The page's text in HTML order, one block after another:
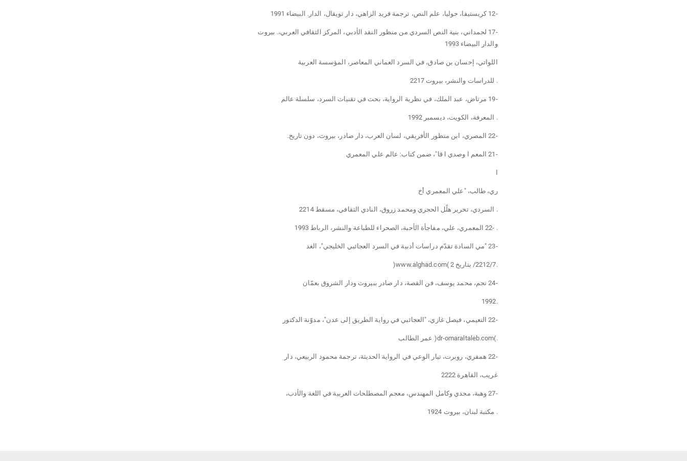
-12 كريستيفا، جوليا، علم النص، ترجمة فريد الزاهي، دار توبقال، الدار. البيضاء 1991
-17 لحمداني، بنية النص السردي من منظور النقد الأدبي، المركز الثقافي العربي،. بيروت
والدار البيضاء 1993
اللواتي، إحسان بن صادق، في السرد العماني المعاصر، المؤسسة العربية
. للدراسات والنشر، بيروت 2217
-19 مرتاض، عبد الملك، في نظرية الرواية، بحث في تقنيات السرد، سلسلة عالم
. المعرفة، الكويت، ديسمبر 1992
-22 المصري، ابن منظور الأفريقي، لسان العرب، دار صادر، بيروت، دون تاريخ.
-21 المعم ا وصدي ا قا"، ضمن كتاب: عالم علي المعمري
ا
ري، طالب، "علي المعمري أخ
. السردي، تحرير هلًل الحجري ومحمد زروق، النادي الثقافي، مسقط 2214
. -22 المعمري، علي، مفاجأة الأحبة، الصحراء للطباعة والنشر، الرباط 1993
-23 "مي السادة تقدّم دراسات أدبية في السرد العجائبي الخليجي"، الغد
.2212/7/ بتاريخ 2 )www.alghad.com(
-24 نجم، محمد يوسف، فن القصة، دار صادر ببيروت ودار الشروق بعمّان
.1992
-22 النعيمي، فيصل غازي، "العجائبي في رواية الطريق إلى عدن"، مدوّنة الدكتور
.)dr-omaraltaleb.com( عمر الطالب
-22 همفري، روبرت، تيار الوعي في الرواية الحديثة، ترجمة محمود الربيعي، دار
غريب، القاهرة 2222
-27 وهبة، مجدي وكامل المهندس، معجم المصطلحات العربية في اللغة والأدب،
. مكتبة لبنان، بيروت 1924